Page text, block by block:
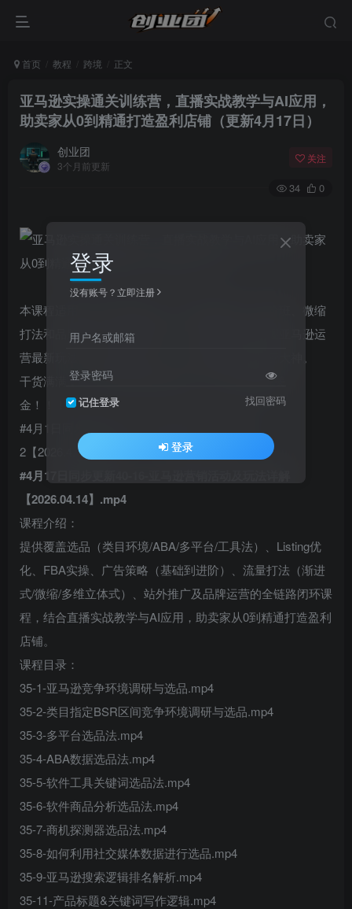
首页 教程 跨境 正文
亚马逊实操通关训练营，直播实战教学与AI应用，
助卖家从0到精通打造盈利店铺（更新4月17日）
创业团
3个月前更新
关注
34 0
本课程适用于所有跨境卖家，共包含基础班、进阶班、微缩
打法和品牌推广四大课程体系，从理论到实战掌握亚马逊运
营最新玩法，贴心助你从0-1、1-N转变晋升成运营大神。
干货满满，612节集直播实操视频，学完美滋滋賺美
金！！！！
#4月1日同步更新40-12-listing打造与产品上架
2【2026.4.1】.mp4
#4月17日同步更新40-16-亚马逊营销活动及玩法详解
【2026.04.14】.mp4
课程介绍：
提供覆盖选品（类目环境/ABA/多平台/工具法）、Listing优
化、FBA实操、广告策略（基础到进阶）、流量打法（渐进
式/微缩/多维立体式）、站外推广及品牌运营的全链路闭环课
程，结合直播实战教学与AI应用，助卖家从0到精通打造盈利
店铺。​
课程目录：
35-1-亚马逊竞争环境调研与选品.mp4
35-2-类目指定BSR区间竞争环境调研与选品.mp4
35-3-多平台选品法.mp4
35-4-ABA数据选品法.mp4
35-5-软件工具关键词选品法.mp4
35-6-软件商品分析选品法.mp4
35-7-商机探测器选品法.mp4
35-8-如何利用社交媒体数据进行选品.mp4
35-9-亚马逊搜索逻辑排名解析.mp4
35-11-产品标题&关键词写作逻辑.mp4
登录
没有账号？立即注册
用户名或邮箱
登录密码
记住登录 找回密码
登录